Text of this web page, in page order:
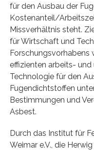
für den Ausbau der
Kostenanteil/
Missverhältnis steht.
für Wirtschaft und
Forschungsvorhabens
effizienten arbeits-
Technologie für den
Fugendichtstoffen
Bestimmungen und
Asbest.
Durch das Institut für
Weimar e.V., die